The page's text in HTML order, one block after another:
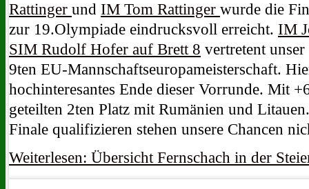
Rattinger und IM Tom Rattinger wurde die
zur 19.Olympiade eindrucksvoll erreicht. IM
SIM Rudolf Hofer auf Brett 8 vertretent
9ten EU-Mannschaftseuropameisterschaft.
hochinteresantes Ende dieser Vorrunde. Mit
geteilten 2ten Platz mit Rumänien und
Finale qualifizieren stehen unsere Chancen
Weiterlesen: Übersicht Fernschach in der